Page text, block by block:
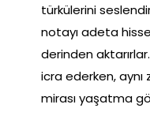
türkülerini
notayı adeta
derinden
icra ederken, aynı
mirası yaşatma